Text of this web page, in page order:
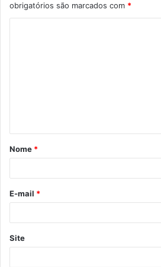
obrigatórios são marcados com *
á
r
*
Nome *
E-mail *
Site